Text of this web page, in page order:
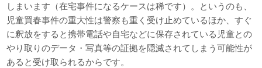
しまいます（在宅事件になるケースは稀です）。というのも、
児童買春事件の重大性は警察も重く受け止めているほか、すぐ
に釈放をすると携帯電話や自宅などに保存されている児童との
やり取りのデータ・写真等の証拠を隠滅されてしまう可能性が
あると受け取られるからです。